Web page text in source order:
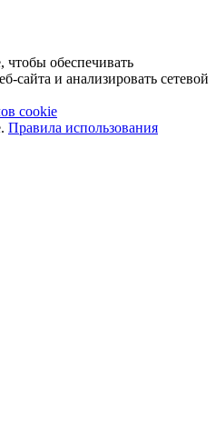
обеспечивать
сайта и анализировать сетевой
cookie
Правила использования